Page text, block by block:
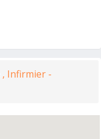
, Infirmier -